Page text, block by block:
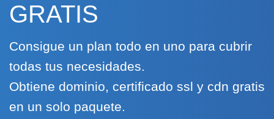
GRATIS
Consigue un plan todo en uno para cubrir
todas tus necesidades.
Obtiene dominio, certificado ssl y cdn gratis
en un solo paquete.